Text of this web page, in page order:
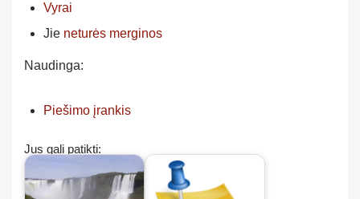
Vyrai
Jie neturės merginos
Naudinga:
Piešimo įrankis
Jus gali patikti: